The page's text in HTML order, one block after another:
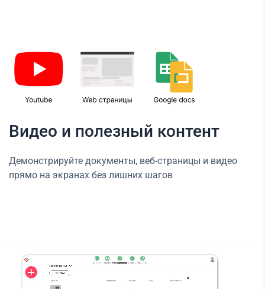
Видео и полезный контент
Демонстрируйте документы, веб-страницы и видео
прямо на экранах без лишних шагов